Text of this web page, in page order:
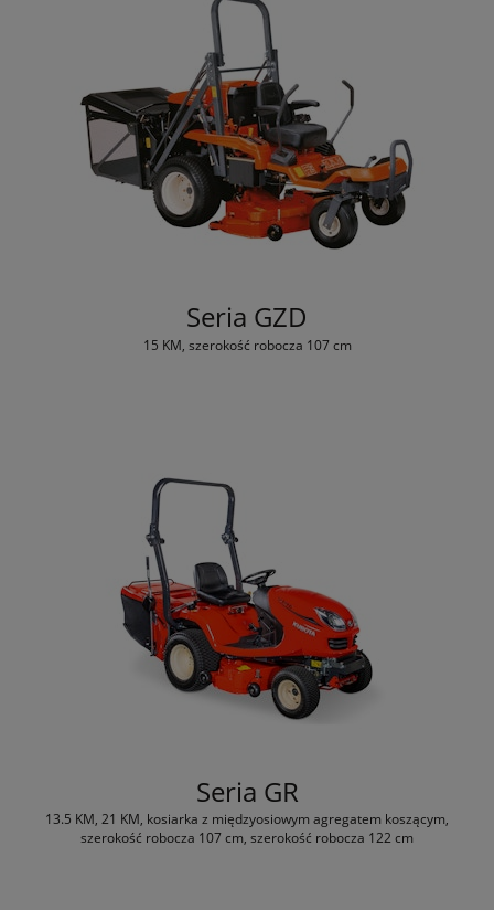
Seria GZD
15 KM, szerokość robocza 107 cm
Seria GR
13.5 KM, 21 KM, kosiarka z międzyosiowym agregatem koszącym,
szerokość robocza 107 cm, szerokość robocza 122 cm